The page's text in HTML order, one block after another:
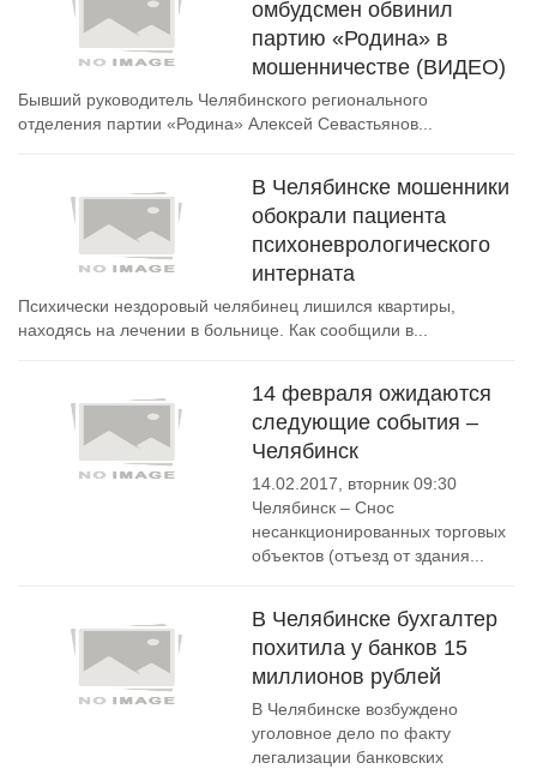
омбудсмен обвинил
партию «Родина» в
мошенничестве (ВИДЕО)
Бывший руководитель Челябинского регионального
отделения партии «Родина» Алексей Севастьянов...
В Челябинске мошенники
обокрали пациента
психоневрологического
интерната
Психически нездоровый челябинец лишился квартиры,
находясь на лечении в больнице. Как сообщили в...
14 февраля ожидаются
следующие события –
Челябинск
14.02.2017, вторник 09:30
Челябинск – Снос
несанкционированных торговых
объектов (отъезд от здания...
В Челябинске бухгалтер
похитила у банков 15
миллионов рублей
В Челябинске возбуждено
уголовное дело по факту
легализации банковских